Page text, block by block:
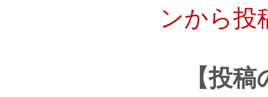
ンから投
【投